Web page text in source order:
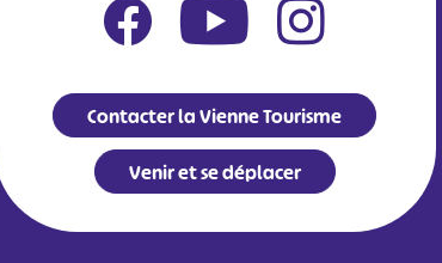
Contacter la Vienne Tourisme
Venir et se déplacer